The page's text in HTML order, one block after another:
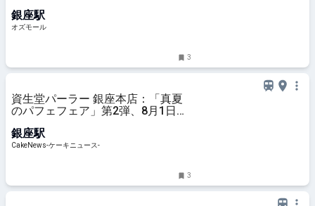
- OZmall
銀座駅
オズモール
3
資生堂パーラー 銀座本店：「真夏
のパフェフェア」第2弾、8月1日よ
弾なども登場
銀座駅
CakeNews-ケーキニュース-
3